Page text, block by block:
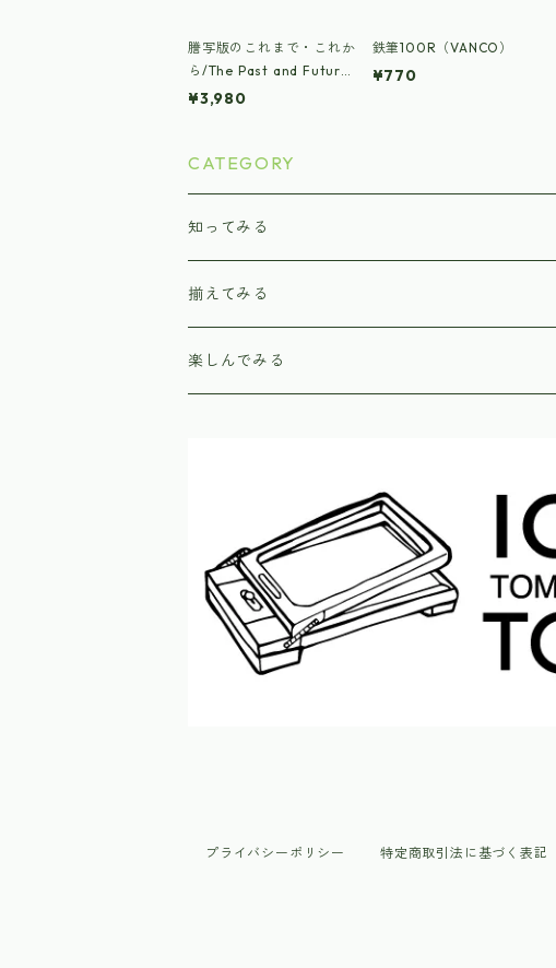
謄写版のこれまで・これか
ら/The Past and Future
of Mimeograph
¥3,980
鉄筆100R（VANCO）
¥770
CATEGORY
知ってみる
本 / Books
WS講座
揃えてみる
製版
中古ヤスリ
楽しんでみる
オンライン展示企画
プライバシーポリシー 特定商取引法に基づく表記